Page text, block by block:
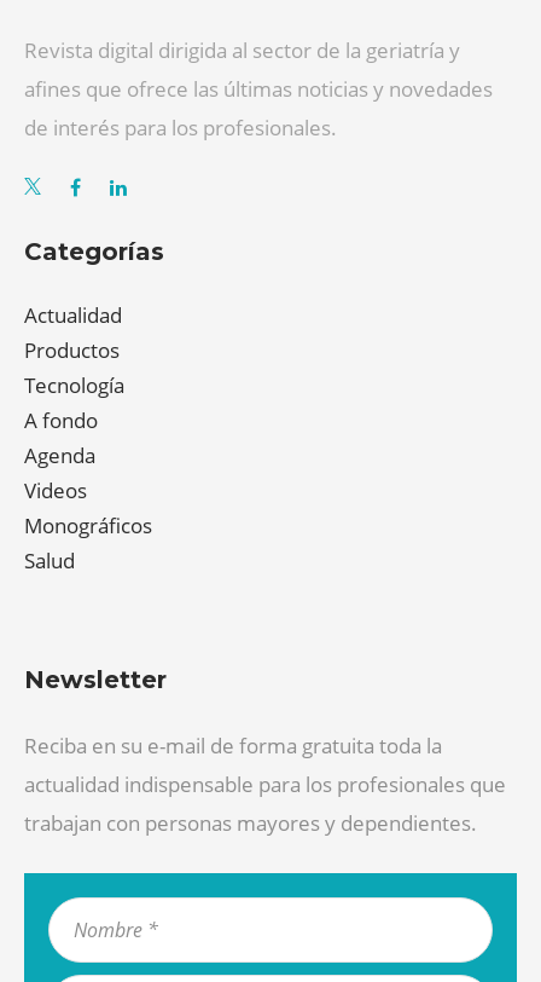
Revista digital dirigida al sector de la geriatría y
afines que ofrece las últimas noticias y novedades
de interés para los profesionales.
Categorías
Actualidad
Productos
Tecnología
A fondo
Agenda
Videos
Monográficos
Salud
Newsletter
Reciba en su e-mail de forma gratuita toda la
actualidad indispensable para los profesionales que
trabajan con personas mayores y dependientes.